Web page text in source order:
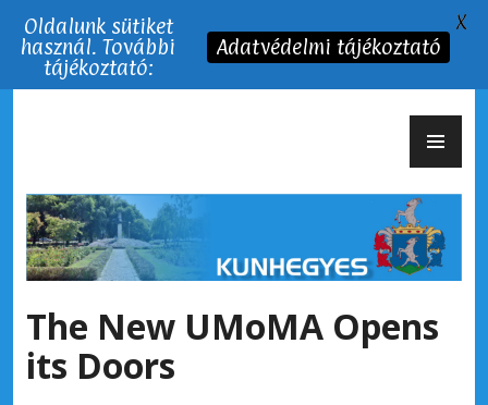
The New UMoMA Opens
its Doors
Oldalunk sütiket
használ. További
tájékoztató:
Adatvédelmi tájékoztató
X